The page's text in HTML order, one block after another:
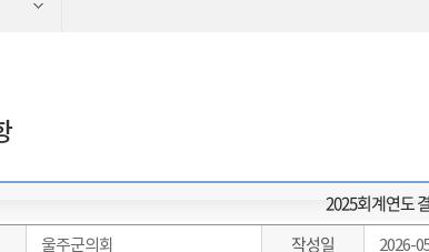
2025회계연도
울주군의회 작성일 2026-